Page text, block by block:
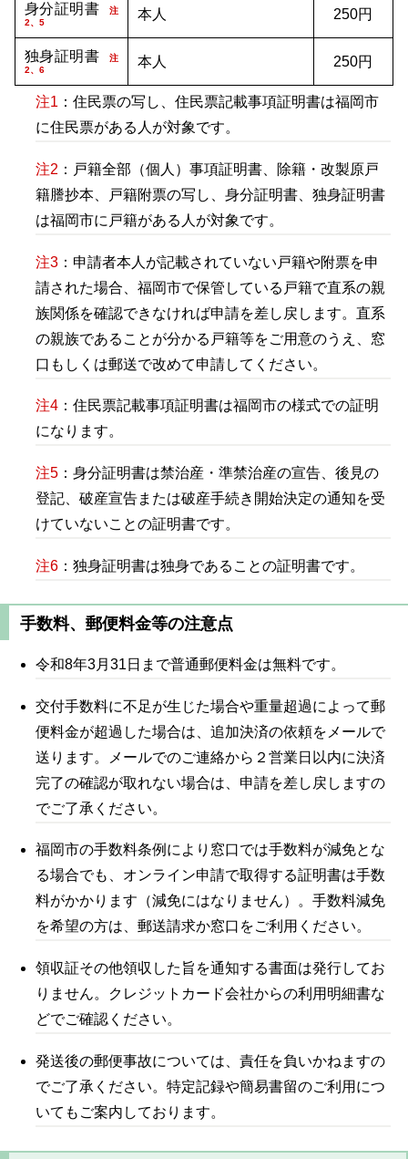
身分証明書 注
2、5
本人 250円
独身証明書 注
2、6
本人 250円
注1 ：住民票の写し、住民票記載事項証明書は福岡市
に住民票がある人が対象です。
注2 ：戸籍全部（個人）事項証明書、除籍・改製原戸
籍謄抄本、戸籍附票の写し、身分証明書、独身証明書
は福岡市に戸籍がある人が対象です。
注3 ：申請者本人が記載されていない戸籍や附票を申
請された場合、福岡市で保管している戸籍で直系の親
族関係を確認できなければ申請を差し戻します。直系
の親族であることが分かる戸籍等をご用意のうえ、窓
口もしくは郵送で改めて申請してください。
注4 ：住民票記載事項証明書は福岡市の様式での証明
になります。
注5 ：身分証明書は禁治産・準禁治産の宣告、後見の
登記、破産宣告または破産手続き開始決定の通知を受
けていないことの証明書です。
注6 ：独身証明書は独身であることの証明書です。
手数料、郵便料金等の注意点
令和8年3月31日まで普通郵便料金は無料です。
交付手数料に不足が生じた場合や重量超過によって郵
便料金が超過した場合は、追加決済の依頼をメールで
送ります。メールでのご連絡から２営業日以内に決済
完了の確認が取れない場合は、申請を差し戻しますの
でご了承ください。
福岡市の手数料条例により窓口では手数料が減免とな
る場合でも、オンライン申請で取得する証明書は手数
料がかかります（減免にはなりません）。手数料減免
を希望の方は、郵送請求か窓口をご利用ください。
領収証その他領収した旨を通知する書面は発行してお
りません。クレジットカード会社からの利用明細書な
どでご確認ください。
発送後の郵便事故については、責任を負いかねますの
でご了承ください。特定記録や簡易書留のご利用につ
いてもご案内しております。